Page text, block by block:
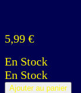
5,99 €
En Stock
En Stock
Ajouter au panier